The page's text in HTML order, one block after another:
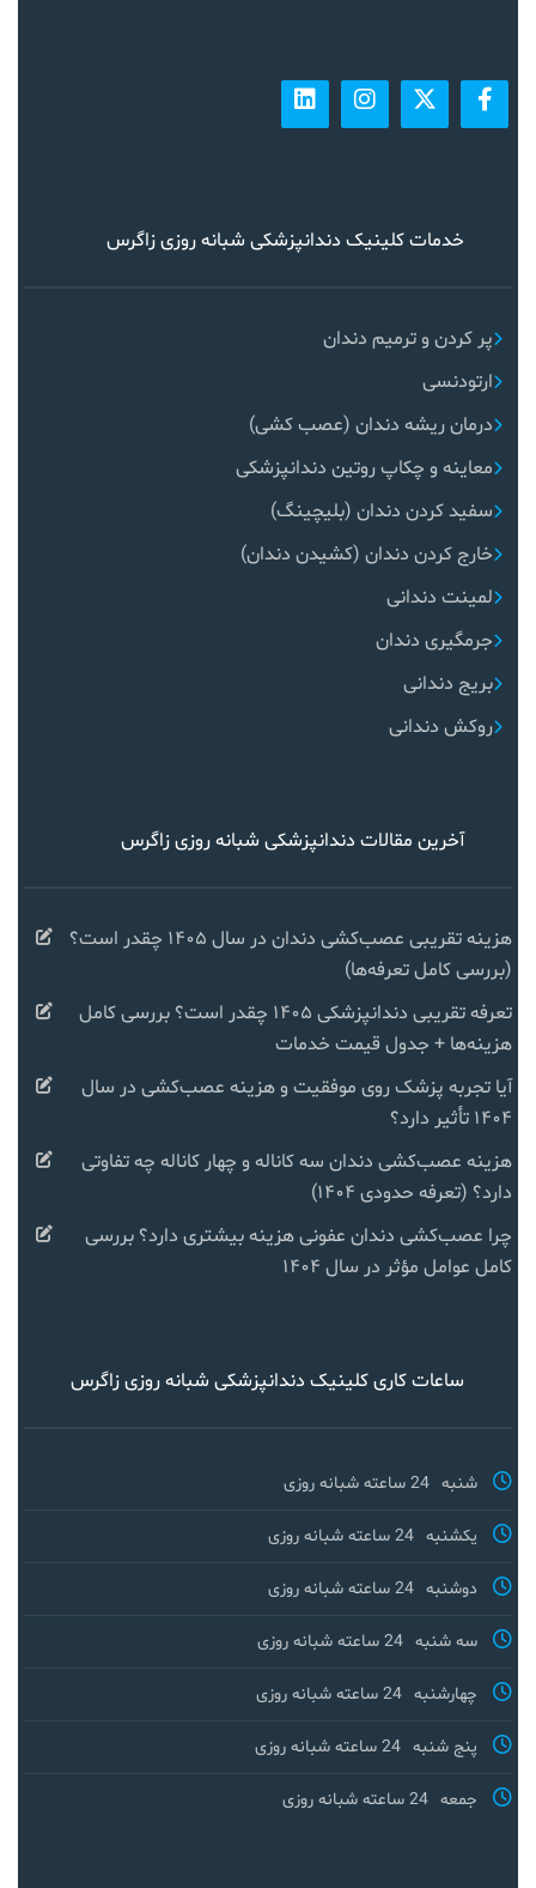
خدمات کلینیک دندانپزشکی شبانه روزی زاگرس
پر کردن و ترمیم دندان
ارتودنسی
درمان ریشه دندان (عصب کشی)
معاینه و چکاپ روتین دندانپزشکی
سفید کردن دندان (بلیچینگ)
خارج کردن دندان (کشیدن دندان)
لمینت دندانی
جرمگیری دندان
بریج دندانی
روکش دندانی
آخرین مقالات دندانپزشکی شبانه روزی زاگرس
هزینه تقریبی عصب‌کشی دندان در سال ۱۴۰۵ چقدر است؟
(بررسی کامل تعرفه‌ها)
تعرفه تقریبی دندانپزشکی ۱۴۰۵ چقدر است؟ بررسی کامل
هزینه‌ها + جدول قیمت خدمات
آیا تجربه پزشک روی موفقیت و هزینه عصب‌کشی در سال
۱۴۰۴ تأثیر دارد؟
هزینه عصب‌کشی دندان سه کاناله و چهار کاناله چه تفاوتی
دارد؟ (تعرفه حدودی ۱۴۰۴)
چرا عصب‌کشی دندان عفونی هزینه بیشتری دارد؟ بررسی
کامل عوامل مؤثر در سال ۱۴۰۴
ساعات کاری کلینیک دندانپزشکی شبانه روزی زاگرس
شنبه 24 ساعته شبانه روزی
یکشنبه 24 ساعته شبانه روزی
دوشنبه 24 ساعته شبانه روزی
سه شنبه 24 ساعته شبانه روزی
چهارشنبه 24 ساعته شبانه روزی
پنج شنبه 24 ساعته شبانه روزی
جمعه 24 ساعته شبانه روزی